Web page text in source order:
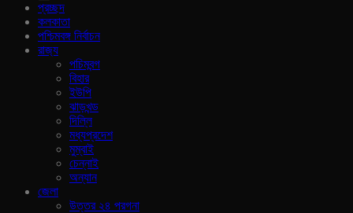
প্রচ্ছদ
কলকাতা
পশ্চিমবঙ্গ নির্বাচন
রাজ‍্য
পচিমবন্গ
বিহার
ইউপি
ঝাড়খন্ড
দিল্লি
মধ্যপ্রদেশ
মুম্বাই
চেন্নাই
অন্যান
জেলা
উত্তর ২৪ পরগনা